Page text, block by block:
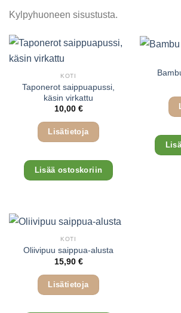
Kylpyhuoneen sisustusta.
KOTI
Taponerot saippuapussi,
käsin virkattu
10,00 €
Lisätietoja
Lisää ostoskoriin
Voit
valinnat
KOTI
Oliivipuu saippua-alusta
15,90 €
Lisätietoja